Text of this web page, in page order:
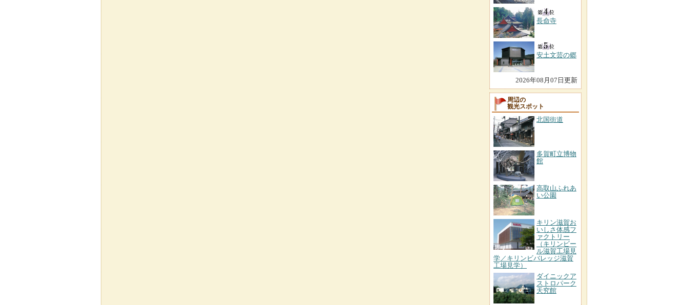
長命寺
安土文芸の郷
2026年08月07日更新
周辺の
観光スポット
北国街道
多賀町立博物
館
高取山ふれあ
い公園
キリン滋賀お
いしさ体感フ
ァクトリー
（キリンビー
ル滋賀工場見
学／キリンビバレッジ滋賀
工場見学）
ダイニックア
ストロパーク
天究館